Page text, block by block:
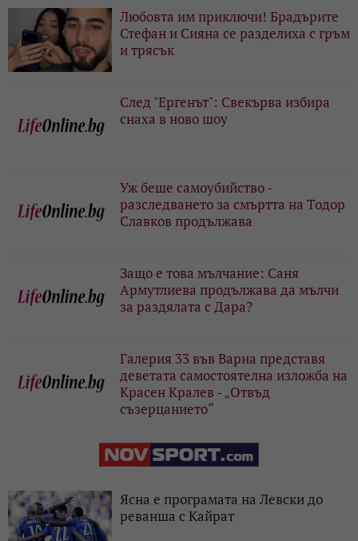
Любовта им приключи! Брадърите
Стефан и Сияна се разделиха с гръм
и трясък
След "Ергенът": Свекърва избира
снаха в ново шоу
Уж беше самоубийство -
разследването за смъртта на Тодор
Славков продължава
Защо е това мълчание: Саня
Армутлиева продължава да мълчи
за раздялата с Дара?
Галерия 33 във Варна представя
деветата самостоятелна изложба на
Красен Кралев - „Отвъд
съзерцанието“
Ясна е програмата на Левски до
реванша с Кайрат